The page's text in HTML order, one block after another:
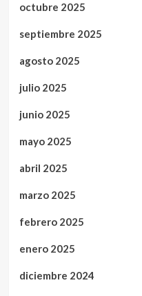
octubre 2025
septiembre 2025
agosto 2025
julio 2025
junio 2025
mayo 2025
abril 2025
marzo 2025
febrero 2025
enero 2025
diciembre 2024